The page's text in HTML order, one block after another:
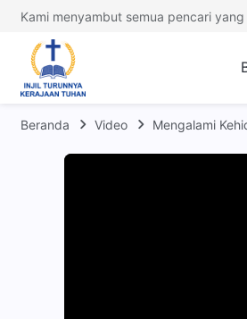
Kami menyambut semua pencari
Beranda Video Mengalami